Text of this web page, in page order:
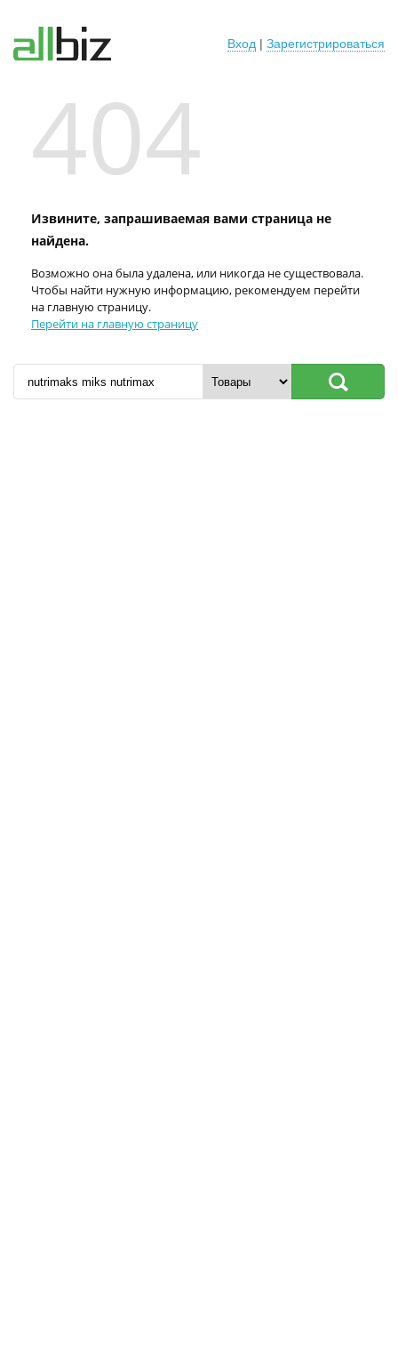
Вход | Зарегистрироваться
404
Извините, запрашиваемая вами страница не
найдена.
Возможно она была удалена, или никогда не существовала.
Чтобы найти нужную информацию, рекомендуем перейти
на главную страницу.
Перейти на главную страницу